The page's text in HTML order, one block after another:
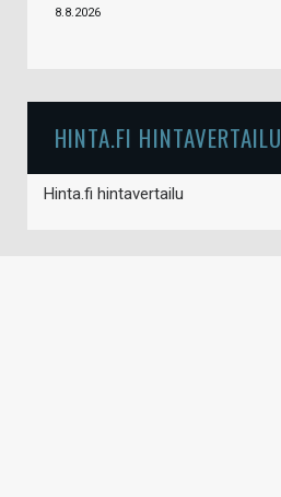
8.8.2026
HINTA.FI HINTAVERTAILU
Hinta.fi hintavertailu